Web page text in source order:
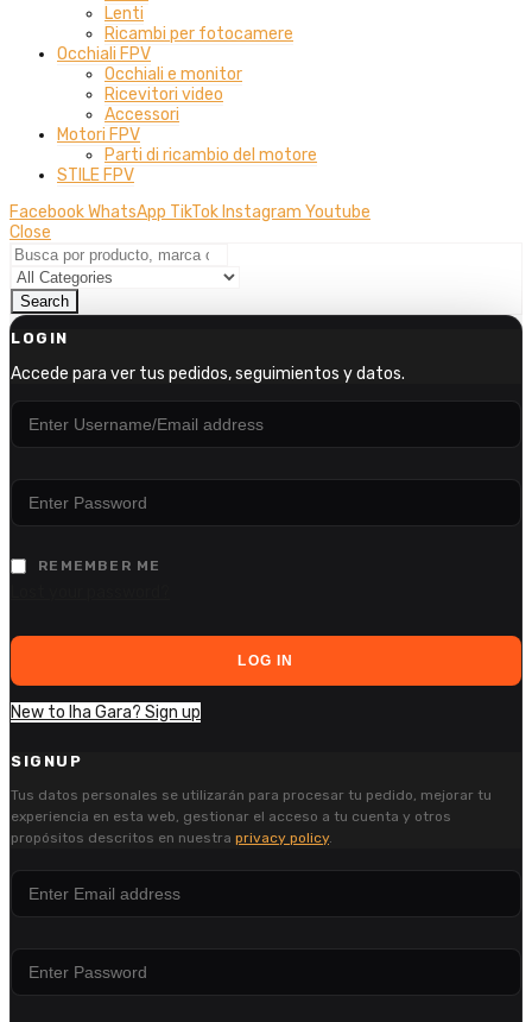
Lenti
Ricambi per fotocamere
Occhiali FPV
Occhiali e monitor
Ricevitori video
Accessori
Motori FPV
Parti di ricambio del motore
STILE FPV
FacebookWhatsApp TikTok Instagram Youtube
Close
Search
LOGIN
Accede para ver tus pedidos, seguimientos y datos.
REMEMBER ME
LOG IN
New to Iha Gara? Sign up
SIGNUP
Tus datos personales se utilizarán para procesar tu pedido, mejorar tu
experiencia en esta web, gestionar el acceso a tu cuenta y otros
propósitos descritos en nuestra privacy policy.